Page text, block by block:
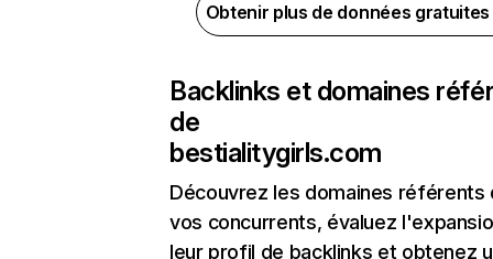
Obtenir plus de données
Backlinks et domaines
de
bestialitygirls.com
Découvrez les domaines référents
vos concurrents, évaluez
leur profil de backlinks et obtenez